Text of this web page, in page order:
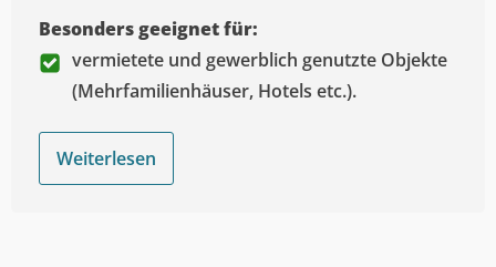
Besonders geeignet für:
vermietete und gewerblich genutzte Objekte
(Mehrfamilienhäuser, Hotels etc.).
Weiterlesen